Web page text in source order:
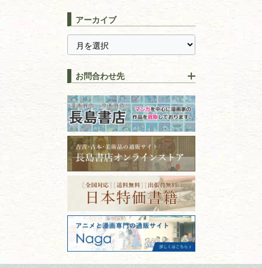
スピリチュアル・
全集・
趣味・教養
書道
拓本・法帖・碑帖
篆刻・印譜
書道具
美術書・アート本・
デザイン本
カメラ・撮影術
版画・リトグラフ・
宅配買取は古本を送るだけ！
長島書店の便利な買取サービ
ス
【持ち込み買取】店頭で簡単
に古本を売るメリットとは？
古本を高く売る方法！買取で
上手な売り方のコツを解説
古本の保管方法と劣化する原
因！適切な管理で長持ちさせ
るコツ
古本は汚れていると買取でき
ない？適切な保管方法とクリ
ーニング！
ISBNコードとは？書籍の識別
番号の意味と役割を解説
価値ある古書を売るポイント
と注意点
埼玉県
千葉県
神奈川県
静岡県
山梨県
新潟県
長野県
愛知県
石川県
福井県
福島県
富山県
青森県
岩手県
宮城県
秋田県
山形県
岐阜県
三重県
滋賀県
京都府
大阪府
兵庫県
奈良県
アーカイブ
お問合わせ先
古本買取専門店 長島書店
〒101-0051
東京都千代田区神田神保町2-5-1
フリーダイヤル：0120-414-548
電話：03-3512-8115
FAX：03-3512-8116
古物商許可：東京都公安委員会 第
301028901712号
古物商名称：有限会社長島書店